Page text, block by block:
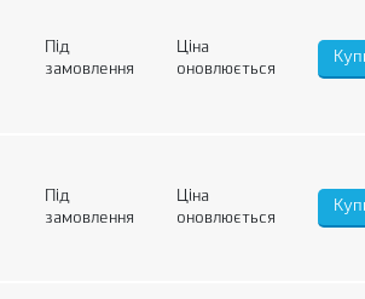
Під
замовлення
Ціна
оновлюється
Під
замовлення
Ціна
оновлюється